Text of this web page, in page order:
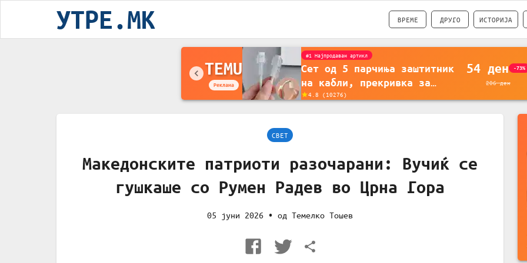
УТРЕ.MK ВРЕМЕ ДРУГО ИСТОРИЈА
TEMU
Реклама
#1 Најпродавано
Држач за полнење на
телефон кој се монтира на
ѕид - Мултифункционален
4.5(16742
56 ден -35%
87ден
СВЕТ
Македонските патриоти разочарани: Вучиќ се
гушкаше со Румен Радев во Црна Гора
05 јуни 2026 • од Темелко Тошев